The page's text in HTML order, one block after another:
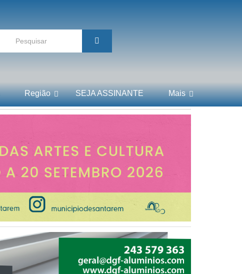
Região SEJA ASSINANTE Mais